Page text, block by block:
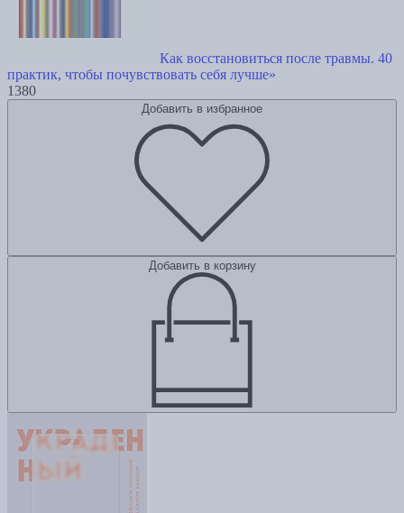
Как восстановиться после травмы. 40
практик, чтобы почувствовать себя лучше»
1380
Добавить в избранное
Добавить в корзину